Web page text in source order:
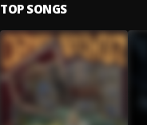
TOP SONGS